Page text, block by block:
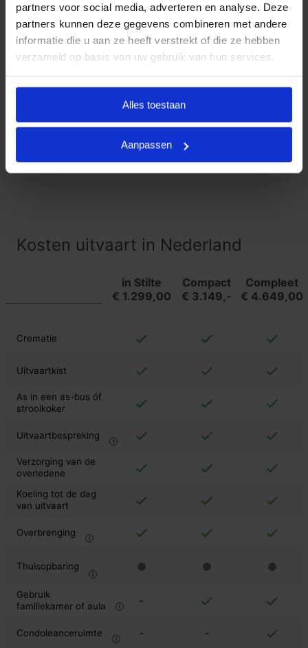
partners voor social media, adverteren en analyse. Deze
partners kunnen deze gegevens combineren met andere
informatie die u aan ze heeft verstrekt of die ze hebben
verzameld op basis van uw gebruik van hun services.
Alles toestaan
Aanpassen
Klanten Vertellen
Goedkope Uitvaart24, onderdeel
met met meer dan 1400
Vertellen
Kosten uitvaart in Nederland
in Stilte
€ 1.299,00
Compact
€ 3.149,-
Compleet
€ 4.649,00
Crematie
Uitvaartkist
As in een as-bus óf
strooikoker
Uitvaartbespreking
Verzorging van de
overledene
Koeling tot de dag
van uitvaart
Overbrenging
Thuisopbaring
Gebruik
familiekamer of aula
-
Condoleanceruimte - -